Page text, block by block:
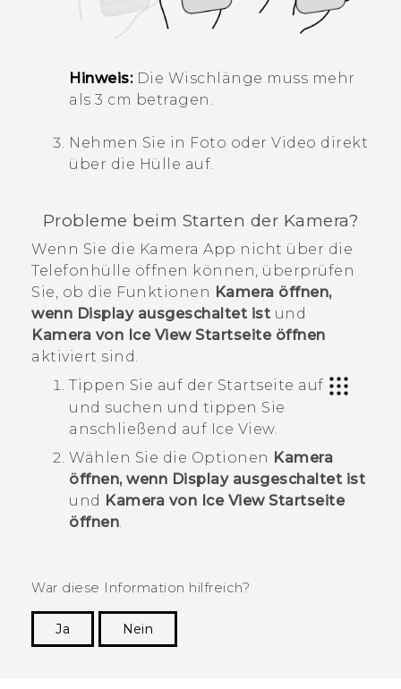
Hinweis:Die Wischlänge muss mehr
als 3 cm betragen.
Nehmen Sie in Foto oder Video direkt
über die Hülle auf.
Probleme beim Starten der Kamera?
Wenn Sie die Kamera App nicht über die
Telefonhülle öffnen können, überprüfen
Sie, ob die Funktionen Kamera öffnen,
wenn Display ausgeschaltet ist und
Kamera von Ice View Startseite öffnen
aktiviert sind.
Tippen Sie auf der Startseite auf
und suchen und tippen Sie
anschließend auf Ice View.
Wählen Sie die Optionen Kamera
öffnen, wenn Display ausgeschaltet ist
und Kamera von Ice View Startseite
öffnen.
War diese Information hilfreich?
Ja
Nein